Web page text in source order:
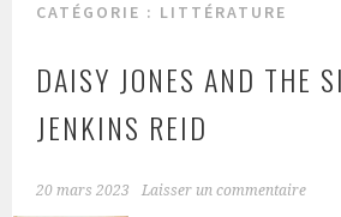
CATÉGORIE : LITTÉRATURE
DAISY JONES AND THE
JENKINS REID
20 mars 2023 Laisser un commentaire